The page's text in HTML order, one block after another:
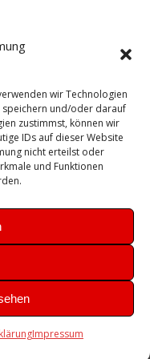
wir Technologien
und/oder darauf
zustimmst, können wir
IDs auf dieser Website
nicht erteilst oder
und Funktionen
Impressum
Sicherheit
SSL Ubuntu
VCSA Veeam
Windows